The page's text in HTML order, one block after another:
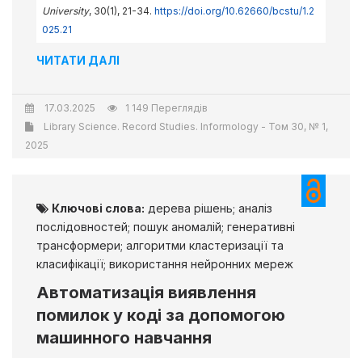
University, 30(1), 21-34. https://doi.org/10.62660/bcstu/1.2
025.21
ЧИТАТИ ДАЛІ
17.03.2025
1 149 Переглядів
Library Science. Record Studies. Informology - Том 30, № 1,
2025
Ключові слова: дерева рішень; аналіз
послідовностей; пошук аномалій; генеративні
трансформери; алгоритми кластеризації та
класифікації; використання нейронних мереж
Автоматизація виявлення
помилок у коді за допомогою
машинного навчання